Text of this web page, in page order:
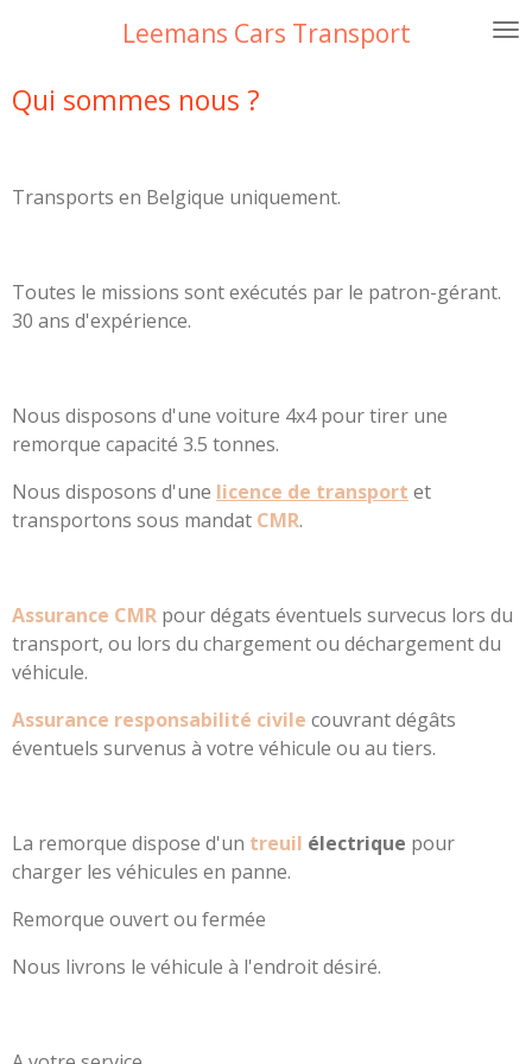
principal
Leemans Cars Transport
Qui sommes nous ?
Transports en Belgique uniquement.
Toutes le missions sont exécutés par le patron-gérant.
30 ans d'expérience.
Nous disposons d'une voiture 4x4 pour tirer une
remorque capacité 3.5 tonnes.
Nous disposons d'une licence de transport et
transportons sous mandat CMR.
Assurance CMR pour dégats éventuels survecus lors du
transport, ou lors du chargement ou déchargement du
véhicule.
Assurance responsabilité civile couvrant dégâts
éventuels survenus à votre véhicule ou au tiers.
La remorque dispose d'un treuil électrique pour
charger les véhicules en panne.
Remorque ouvert ou fermée
Nous livrons le véhicule à l'endroit désiré.